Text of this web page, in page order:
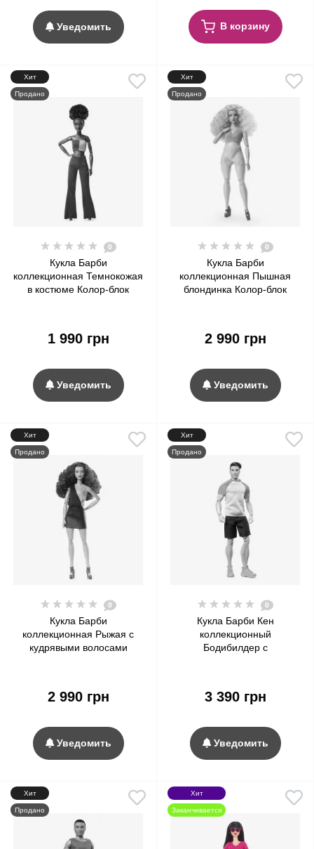
Уведомить В корзину
Хит
Продано
0
Кукла Барби
коллекционная Темнокожая
в костюме Колор-блок
1 990 грн
Уведомить
Хит
Продано
0
Кукла Барби
коллекционная Пышная
блондинка Колор-блок
2 990 грн
Уведомить
Хит
Продано
0
Кукла Барби
коллекционная Рыжая с
кудрявыми волосами
2 990 грн
Уведомить
Хит
Продано
0
Кукла Барби Кен
коллекционный
Бодибилдер с
Brunette Hair Color Block
3 390 грн
Уведомить
Хит
Продано
Хит
Заканчивается